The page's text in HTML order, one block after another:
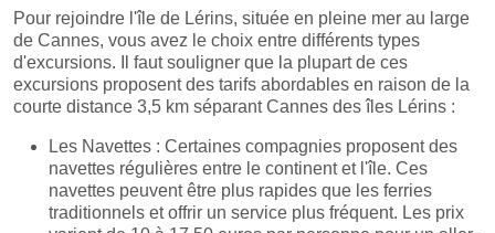
Pour rejoindre l'île de Lérins, située en pleine mer au large
de Cannes, vous avez le choix entre différents types
d'excursions. Il faut souligner que la plupart de ces
excursions proposent des tarifs abordables en raison de la
courte distance 3,5 km séparant Cannes des îles Lérins :
Les Navettes : Certaines compagnies proposent des
navettes régulières entre le continent et l'île. Ces
navettes peuvent être plus rapides que les ferries
traditionnels et offrir un service plus fréquent. Les prix